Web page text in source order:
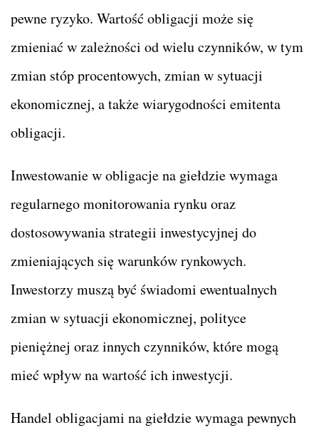
pewne ryzyko. Wartość obligacji może się
zmieniać w zależności od wielu czynników, w tym
zmian stóp procentowych, zmian w sytuacji
ekonomicznej, a także wiarygodności emitenta
obligacji.
Inwestowanie w obligacje na giełdzie wymaga
regularnego monitorowania rynku oraz
dostosowywania strategii inwestycyjnej do
zmieniających się warunków rynkowych.
Inwestorzy muszą być świadomi ewentualnych
zmian w sytuacji ekonomicznej, polityce
pieniężnej oraz innych czynników, które mogą
mieć wpływ na wartość ich inwestycji.
Handel obligacjami na giełdzie wymaga pewnych